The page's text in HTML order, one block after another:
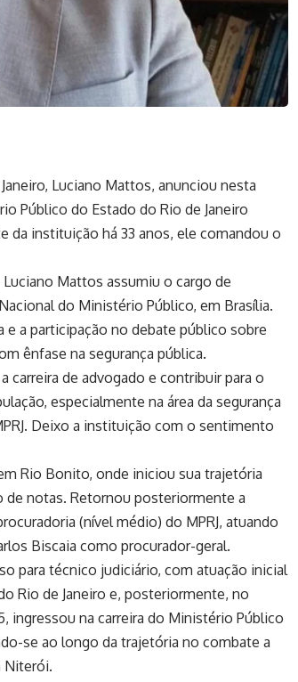
Luciano Mattos, anunciou nesta
Público do Estado do Rio de Janeiro
da instituição há 33 anos, ele comandou o
Mattos assumiu o cargo de
do Ministério Público, em Brasília.
e a participação no debate público sobre
ênfase na segurança pública.
carreira de advogado e contribuir para o
especialmente na área da segurança
Deixo a instituição com o sentimento
Rio Bonito, onde iniciou sua trajetória
de notas. Retornou posteriormente a
(nível médio) do MPRJ, atuando
Biscaia como procurador-geral.
para técnico judiciário, com atuação inicial
Rio de Janeiro e, posteriormente, no
ingressou na carreira do Ministério Público
se ao longo da trajetória no combate a
Niterói.